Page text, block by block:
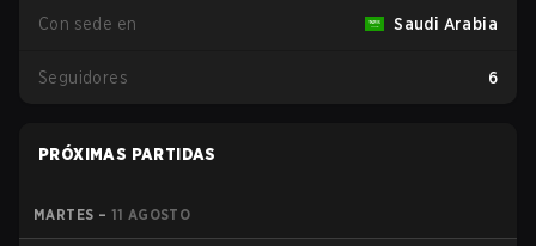
Con sede en Saudi Arabia
Seguidores 6
PRÓXIMAS PARTIDAS
MARTES – 11 AGOSTO